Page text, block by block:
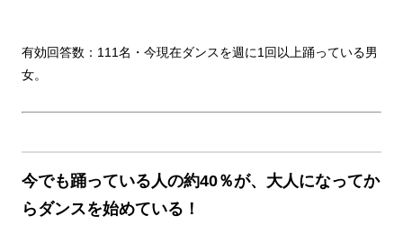
有効回答数：111名・今現在ダンスを週に1回以上踊っている男
女。
今でも踊っている人の約40％が、大人になってか
らダンスを始めている！